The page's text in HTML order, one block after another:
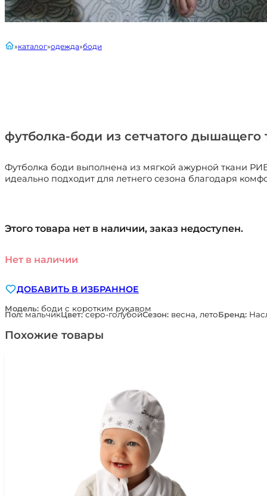
футболка-боди из сетчатого
Футболка боди выполнена из мягкой ажурной ткани
идеально подходит для летнего сезона благодаря
главнаякаталог одежда боди
Этого товара нет в наличии, заказ недоступен.
Нет в наличии
ДОБАВИТЬ В ИЗБРАННОЕ
Модель: боди с коротким рукавом
Пол:мальчикЦвет:серо-голубойСезон: весна, летоБренд:
Похожие товары